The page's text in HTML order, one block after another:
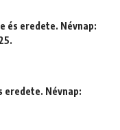
és eredete. Névnap:
eredete. Névnap: